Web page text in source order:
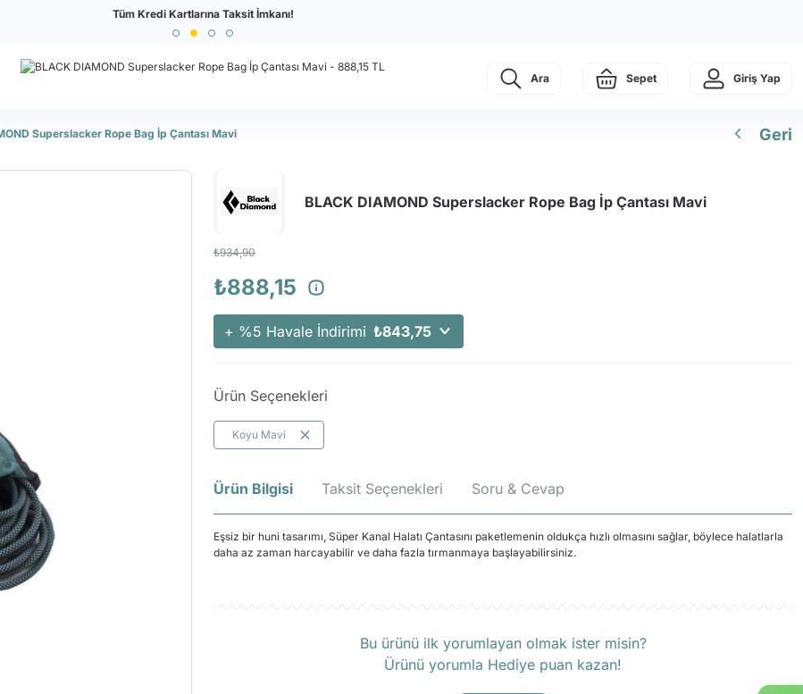
Türkiye'nin En Büyük Outdoor Sitesi
Tüm Kredi Kartlarına Taksit İmkanı!
Ara Sepet Giriş Yap
Superslacker Rope Bag İp Çantası Mavi Geri
BLACK DIAMOND Superslacker Rope Bag İp Çantası Mavi
₺934,90
₺888,15
+ %5 Havale İndirimi ₺843,75
Ürün Seçenekleri
Koyu Mavi
Ürün Bilgisi Taksit Seçenekleri Soru & Cevap
Eşsiz bir huni tasarımı, Süper Kanal Halatı Çantasını paketlemenin oldukça hızlı olmasını sağlar, böylece halatlarla
daha az zaman harcayabilir ve daha fazla tırmanmaya başlayabilirsiniz.
Bu ürünü ilk yorumlayan olmak ister misin?
Ürünü yorumla Hediye puan kazan!